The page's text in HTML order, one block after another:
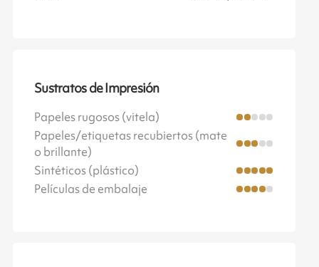
Sustratos de Impresión
Papeles rugosos (vitela)
Papeles/etiquetas recubiertos (mate
o brillante)
Sintéticos (plástico)
Películas de embalaje